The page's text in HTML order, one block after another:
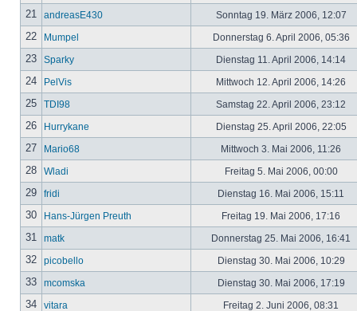
21 andreasE430 Sonntag 19. März 2006, 12:07
22 Mumpel Donnerstag 6. April 2006, 05:36
23 Sparky Dienstag 11. April 2006, 14:14
24 PelVis Mittwoch 12. April 2006, 14:26
25 TDI98 Samstag 22. April 2006, 23:12
26 Hurrykane Dienstag 25. April 2006, 22:05
27 Mario68 Mittwoch 3. Mai 2006, 11:26
28 Wladi Freitag 5. Mai 2006, 00:00
29 fridi Dienstag 16. Mai 2006, 15:11
30 Hans-Jürgen Preuth Freitag 19. Mai 2006, 17:16
31 matk Donnerstag 25. Mai 2006, 16:41
32 picobello Dienstag 30. Mai 2006, 10:29
33 mcomska Dienstag 30. Mai 2006, 17:19
34 vitara Freitag 2. Juni 2006, 08:31